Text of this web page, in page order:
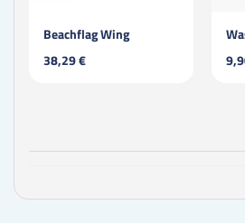
Beachflag Wing
38,29 €